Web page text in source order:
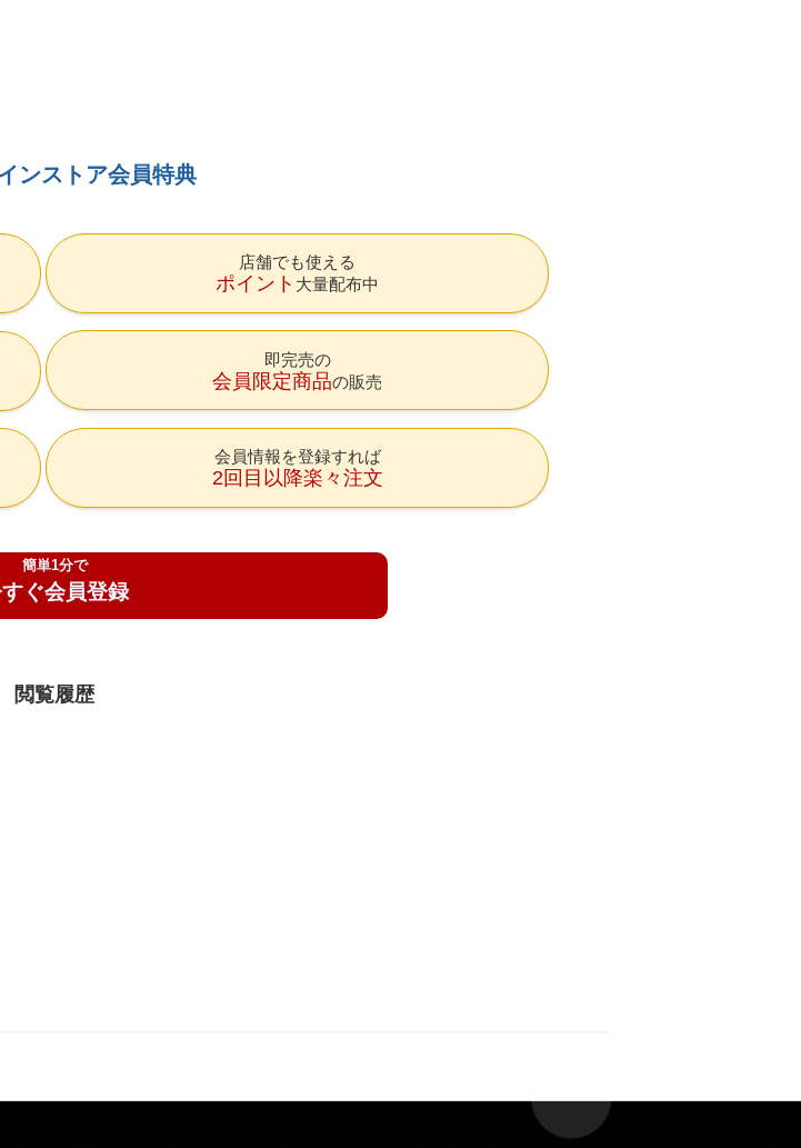
ンストア会員特典
店舗でも使える
ポイント 大量配布中
即完売の
会員限定商品の販売
会員情報を登録すれば
2回目以降楽々注文
簡単1分で
ぐ会員登録
閲覧履歴